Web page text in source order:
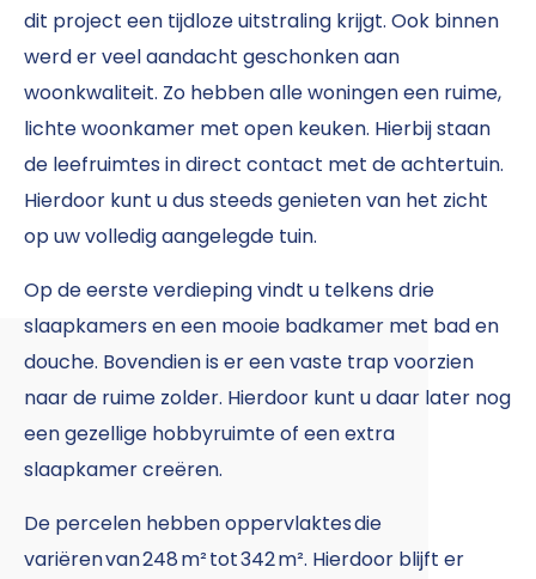
dit project een tijdloze uitstraling krijgt. Ook binnen
werd er veel aandacht geschonken aan
woonkwaliteit. Zo hebben alle woningen een ruime,
lichte woonkamer met open keuken. Hierbij staan
de leefruimtes in direct contact met de achtertuin.
Hierdoor kunt u dus steeds genieten van het zicht
op uw volledig aangelegde tuin.
Op de eerste verdieping vindt u telkens drie
slaapkamers en een mooie badkamer met bad en
douche. Bovendien is er een vaste trap voorzien
naar de ruime zolder. Hierdoor kunt u daar later nog
een gezellige hobbyruimte of een extra
slaapkamer creëren.
De percelen hebben oppervlaktes die
variëren van 248 m² tot 342 m². Hierdoor blijft er